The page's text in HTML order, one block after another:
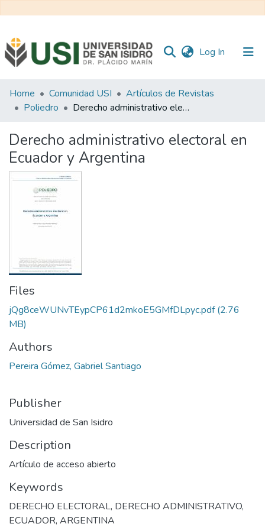
Log In (current)
Communities
&
All of RI USI
Statistics
Home Comunidad USI
Artículos de Revistas
Poliedro
Derecho administrativo electoral en Ecuador y Argentina
Derecho administrativo electoral en
Ecuador y Argentina
Files
jQg8ceWUNvTEypCP61d2mkoE5GMfDLpyc.pdf(2.76
MB)
Authors
Pereira Gómez, Gabriel Santiago
Publisher
Universidad de San Isidro
Description
Artículo de acceso abierto
Keywords
DERECHO ELECTORAL, DERECHO ADMINISTRATIVO,
ECUADOR, ARGENTINA